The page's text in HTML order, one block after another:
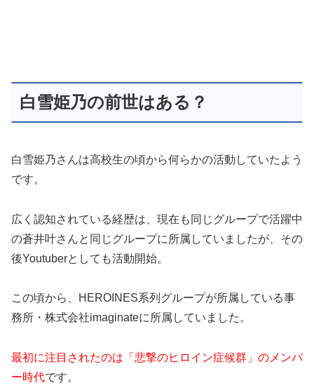
白雪姫乃の前世はある？
白雪姫乃さんは高校生の頃から何らかの活動していたよう
です。
広く認知されている経歴は、現在も同じグループで活躍中
の蒼井叶さんと同じグループに所属していましたが、その
後Youtuberとしても活動開始。
この頃から、HEROINES系列グループが所属している事
務所・株式会社imaginateに所属していました。
最初に注目されたのは「悲撃のヒロイン症候群」のメンバ
ー時代です。